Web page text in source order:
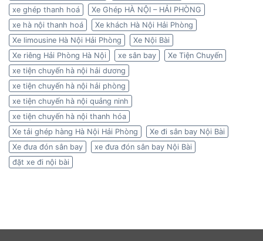
xe ghép thanh hoá
Xe Ghép HÀ NỘI – HẢI PHÒNG
xe hà nội thanh hoá
Xe khách Hà Nội Hải Phòng
Xe limousine Hà Nội Hải Phòng
Xe Nội Bài
Xe riêng Hải Phòng Hà Nội
xe sân bay
Xe Tiện Chuyến
xe tiện chuyến hà nội hải dương
xe tiện chuyến hà nội hải phòng
xe tiện chuyến hà nội quảng ninh
xe tiện chuyến hà nội thanh hóa
Xe tải ghép hàng Hà Nội Hải Phòng
Xe đi sân bay Nội Bài
Xe đưa đón sân bay
xe đưa đón sân bay Nội Bài
đặt xe đi nội bài